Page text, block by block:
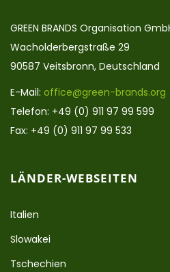
GREEN BRANDS Organisation
Wacholderbergstraße 29
90587 Veitsbronn, Deutschland
E-Mail: office@green-brands.org
Telefon: +49 (0) 911 97 99 599
Fax: +49 (0) 911 97 99 533
LÄNDER-WEBSEITEN
Italien
Slowakei
Tschechien